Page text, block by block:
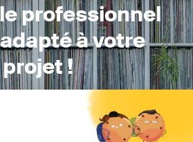
professionnel
à votre
projet !
mon Concepteur